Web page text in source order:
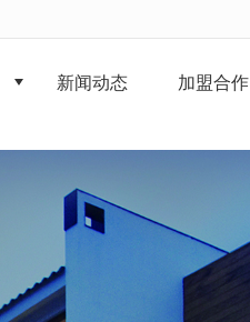
新闻动态 加盟合作